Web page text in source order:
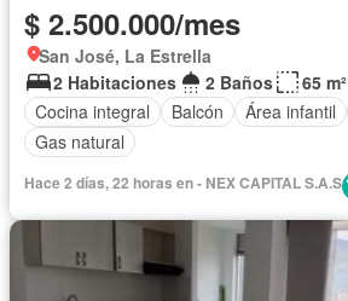
$ 2.500.000/mes
San José, La Estrella
2 Habitaciones
2 Baños
65 m²
Cocina integral
Balcón Área infantil
Gas natural
Hace 2 días, 22 horas en - NEX CAPITAL S.A.S